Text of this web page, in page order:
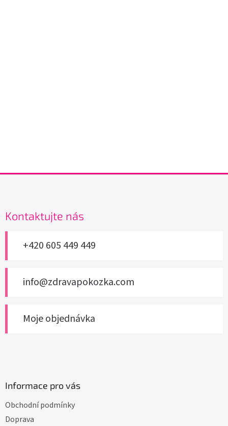
Kontaktujte nás
+420 605 449 449
info@zdravapokozka.com
Moje objednávka
Informace pro vás
Obchodní podmínky
Doprava